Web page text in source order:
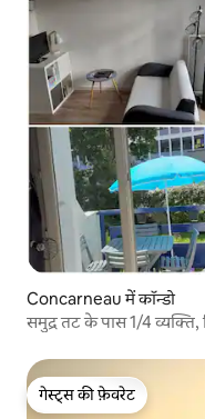
Concarneau में कॉन्डो
समुद्र तट के पास 1/4 व्यक्ति,
गेस्ट्स की फ़ेवरेट
गेस्ट्स की फ़ेवरेट